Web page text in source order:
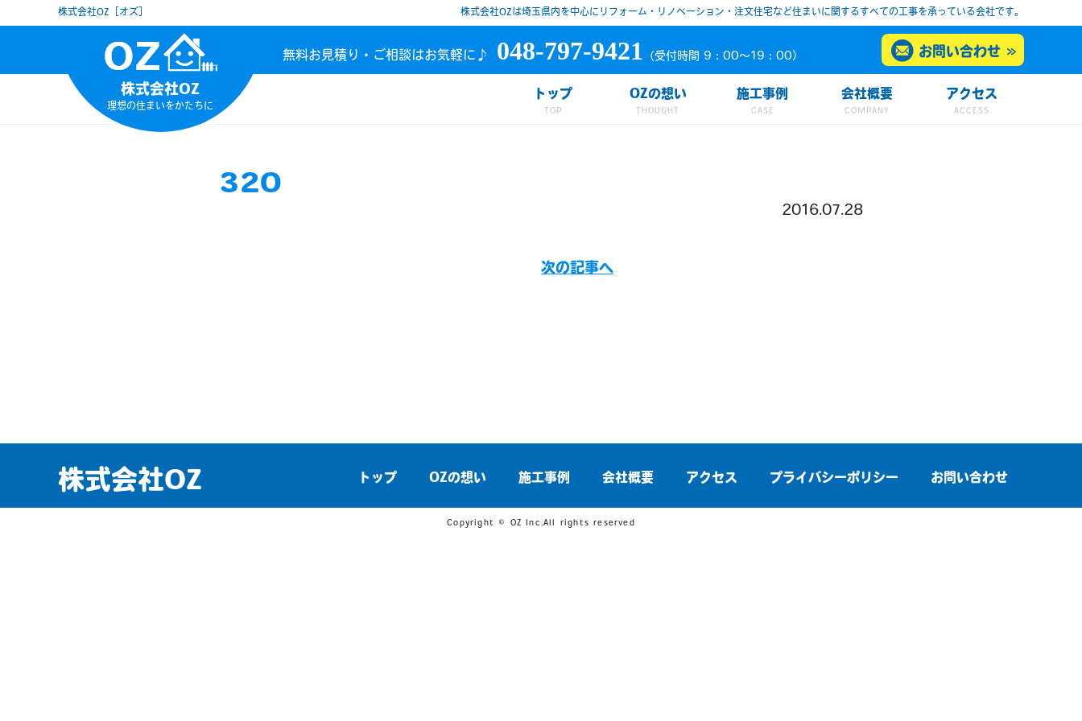
株式会社OZ［オズ］ 株式会社OZは埼玉県内を中心にリフォーム・リノベーション・注文住宅など住まいに関するすべての工事を承っている会社です。
株式会社OZ
理想の住まいをかたちに
無料お見積り・ご相談はお気軽に♪ 048-797-9421 （受付時間 9：00～19：00） お問い合わせ
トップ OZの想い 施工事例 会社概要 アクセス
320
2016.07.28
次の記事へ
株式会社OZ トップ OZの想い 施工事例 会社概要 アクセス プライバシーポリシー お問い合わせ
Copyright © OZ Inc.All rights reserved